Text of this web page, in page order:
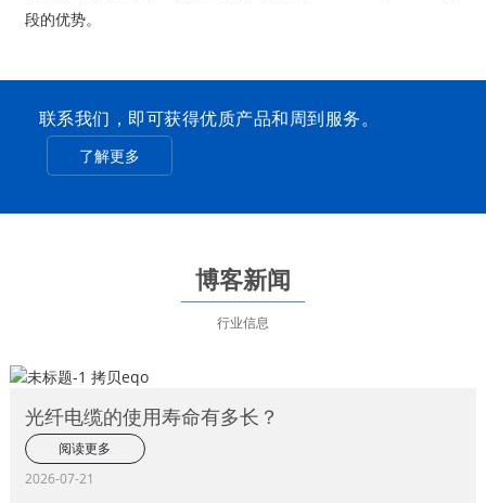
段的优势。
联系我们，即可获得优质产品和周到服务。
了解更多
博客新闻
行业信息
光纤电缆的使用寿命有多长？
阅读更多
2026-07-21